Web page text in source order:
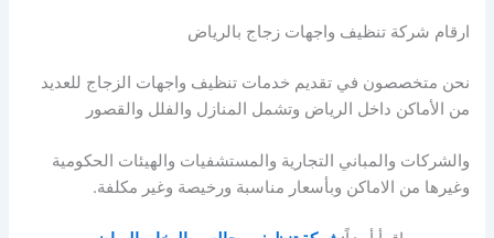
ارقام شركة تنظيف واجهات زجاج بالرياض
نحن متخصصون في تقديم خدمات تنظيف واجهات الزجاج للعديد
من الأماكن داخل الرياض وتشمل المنازل والفلل والقصور
والشركات والمباني التجارية والمستشفيات والهيئات الحكومية
وغيرها من الاماكن وبأسعار مناسبة ورخيصة وغير مكلفة.